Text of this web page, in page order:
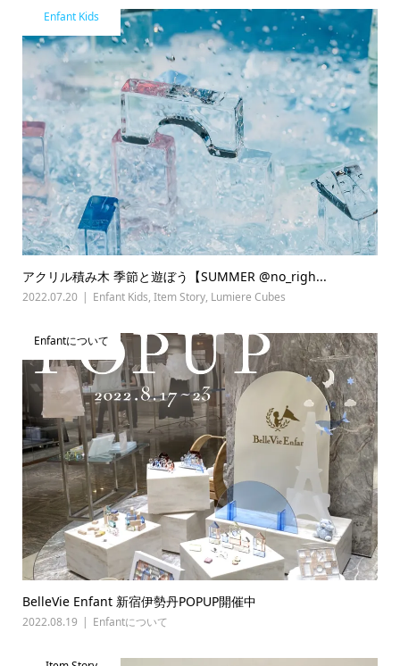
Enfant Kids
アクリル積み木 季節と遊ぼう【SUMMER @no_righ...
2022.07.20 Enfant Kids, Item Story, Lumiere Cubes
Enfantについて
BelleVie Enfant 新宿伊勢丹POPUP開催中
2022.08.19 Enfantについて